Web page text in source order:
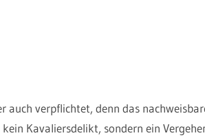
auch verpflichtet, denn das
Kavaliersdelikt, sondern ein